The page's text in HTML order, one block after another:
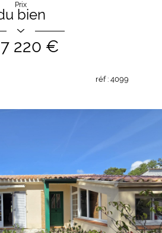
Prix
bien
220 €
réf : 4099